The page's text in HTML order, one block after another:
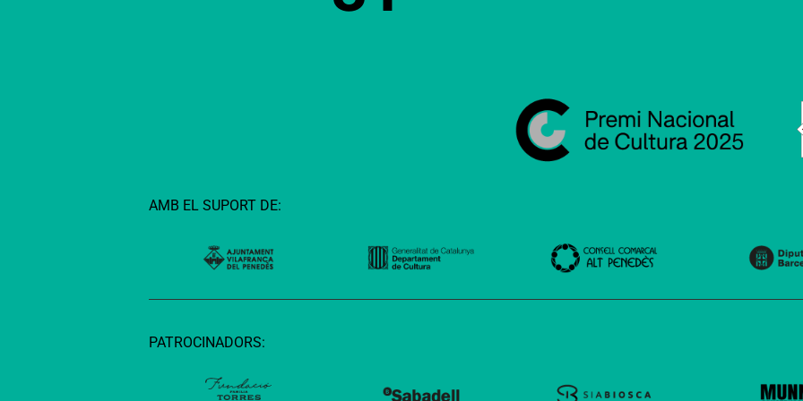
AMB EL SUPORT DE:
PATROCINADORS: